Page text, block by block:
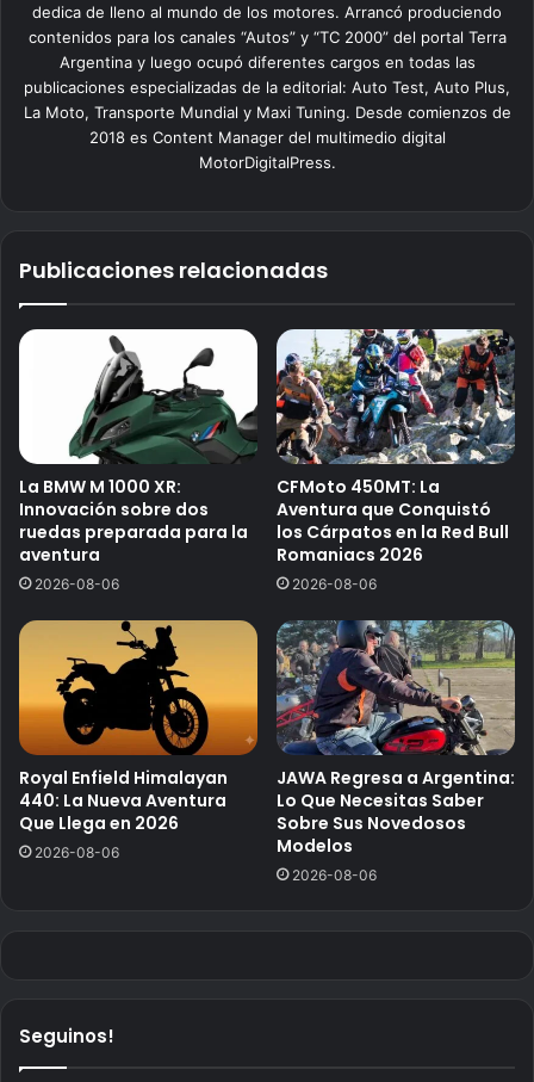
dedica de lleno al mundo de los motores. Arrancó produciendo
contenidos para los canales “Autos” y “TC 2000” del portal Terra
Argentina y luego ocupó diferentes cargos en todas las
publicaciones especializadas de la editorial: Auto Test, Auto Plus,
La Moto, Transporte Mundial y Maxi Tuning. Desde comienzos de
2018 es Content Manager del multimedio digital
MotorDigitalPress.
Publicaciones relacionadas
La BMW M 1000 XR:
Innovación sobre dos
ruedas preparada para la
aventura
2026-08-06
CFMoto 450MT: La
Aventura que Conquistó
los Cárpatos en la Red Bull
Romaniacs 2026
2026-08-06
Royal Enfield Himalayan
440: La Nueva Aventura
Que Llega en 2026
2026-08-06
JAWA Regresa a Argentina:
Lo Que Necesitas Saber
Sobre Sus Novedosos
Modelos
2026-08-06
Seguinos!